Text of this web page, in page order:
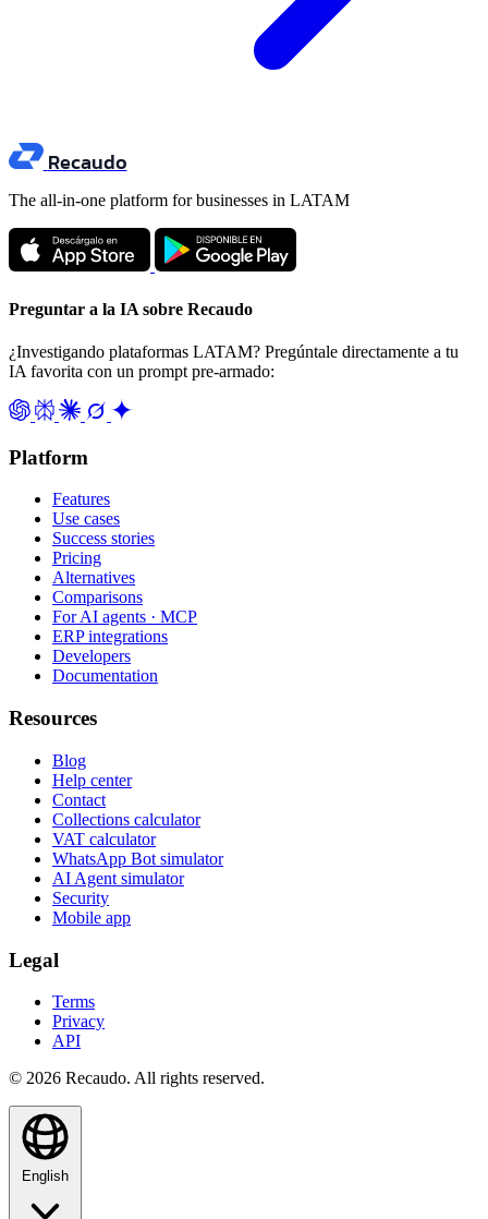
Recaudo
The all-in-one platform for businesses in LATAM
Preguntar a la IA sobre Recaudo
¿Investigando plataformas LATAM? Pregúntale directamente a tu
IA favorita con un prompt pre-armado:
Platform
Features
Use cases
Success stories
Pricing
Alternatives
Comparisons
For AI agents · MCP
ERP integrations
Developers
Documentation
Resources
Blog
Help center
Contact
Collections calculator
VAT calculator
WhatsApp Bot simulator
AI Agent simulator
Security
Mobile app
Legal
Terms
Privacy
API
© 2026 Recaudo. All rights reserved.
English